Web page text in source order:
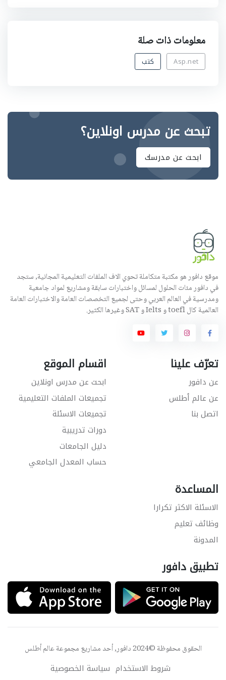
معلومات ذات صلة
Asp.net كتب
تبحث عن مدرس اونلاين؟
ابحث عن مدرسك
موقع دافور هو مكتبة متكاملة تحوي الاف الملفات التعليمية المجانية, ستجد
في دافور مئات الحلول لمسائل واختبارات سابقة ومشاريع لمواد جامعية
ومدرسية في العالم العربي وحتى لجميع التخصصات العامة والاختبارات العامة
العالمية كال toefl و Ielts و SAT وغيرها الكثير.
تعرّف علينا
عن دافور
عن عالم أطلس
اتصل بنا
اقسام الموقع
ابحث عن مدرس اونلاين
تجميعات الملفات التعليمية
تجميعات الاسئلة
دورات تدريبية
دليل الجامعات
حساب المعدل الجامعي
المساعدة
الاسئلة الاكثر تكرارا
وظائف تعليم
المدونة
تطبيق دافور
الحقوق محفوظة ©2024 دافور, أحد مشاريع مجموعة عالم أطلس
شروط الاستخدام سياسة الخصوصية